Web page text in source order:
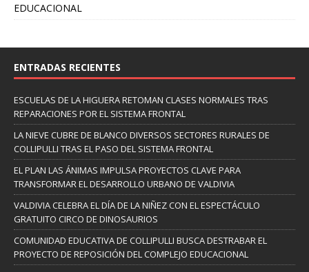
EDUCACIONAL
ENTRADAS RECIENTES
ESCUELAS DE LA HIGUERA RETOMAN CLASES NORMALES TRAS
REPARACIONES POR EL SISTEMA FRONTAL
LA NIEVE CUBRE DE BLANCO DIVERSOS SECTORES RURALES DE
COLLIPULLI TRAS EL PASO DEL SISTEMA FRONTAL
EL PLAN LAS ÁNIMAS IMPULSA PROYECTOS CLAVE PARA
TRANSFORMAR EL DESARROLLO URBANO DE VALDIVIA
VALDIVIA CELEBRA EL DÍA DE LA NIÑEZ CON EL ESPECTÁCULO
GRATUITO CIRCO DE DINOSAURIOS
COMUNIDAD EDUCATIVA DE COLLIPULLI BUSCA DESTRABAR EL
PROYECTO DE REPOSICIÓN DEL COMPLEJO EDUCACIONAL